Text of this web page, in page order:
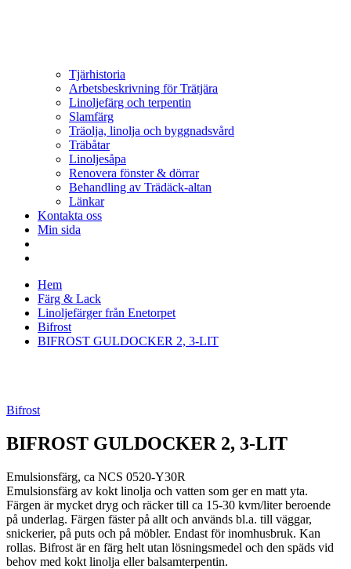
Tjärhistoria
Arbetsbeskrivning för Trätjära
Linoljefärg och terpentin
Slamfärg
Träolja, linolja och byggnadsvård
Träbåtar
Linoljesåpa
Renovera fönster & dörrar
Behandling av Trädäck-altan
Länkar
Kontakta oss
Min sida
Hem
Färg & Lack
Linoljefärger från Enetorpet
Bifrost
BIFROST GULDOCKER 2, 3-LIT
Bifrost
BIFROST GULDOCKER 2, 3-LIT
Emulsionsfärg, ca NCS 0520-Y30R
Emulsionsfärg av kokt linolja och vatten som ger en matt yta.
Färgen är mycket dryg och räcker till ca 15-30 kvm/liter beroende
på underlag. Färgen fäster på allt och används bl.a. till väggar,
snickerier, på puts och på möbler. Endast för inomhusbruk. Kan
rollas. Bifrost är en färg helt utan lösningsmedel och den späds vid
behov med kokt linolja eller balsamterpentin.